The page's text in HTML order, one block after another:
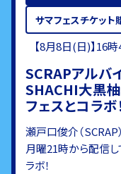
サマフェスチケッ
【8月8日(日)】16
SCRAPアルバ
SHACHI大黒
フェスとコラボ
瀬戸口俊介（
月曜21時から配信し
ラボ！